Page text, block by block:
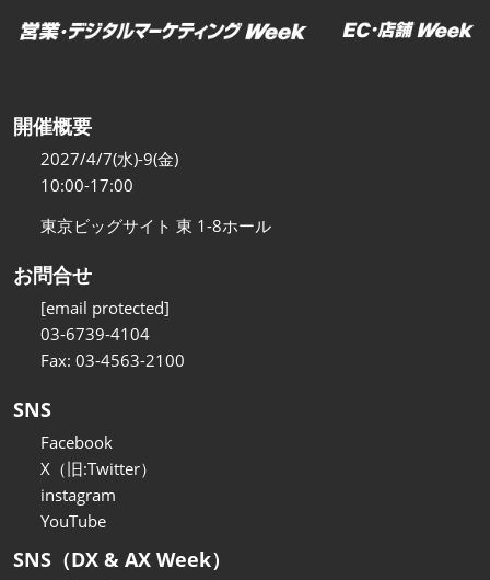
開催概要
2027/4/7(水)-9(金)
10:00-17:00
東京ビッグサイト 東 1-8ホール
お問合せ
[email protected]
03-6739-4104
Fax: 03-4563-2100
SNS
Facebook
X（旧:Twitter）
instagram
YouTube
SNS（DX & AX Week）